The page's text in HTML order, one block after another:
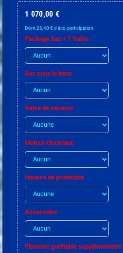
1 070,00 €
Dont 26,40 € d'éco-participation
Package Sac + 1 Valve
Sac sous le banc
Valve de secours
Moteur électrique
Housse de protection
Accessoire
Plancher gonflable supplémentaire